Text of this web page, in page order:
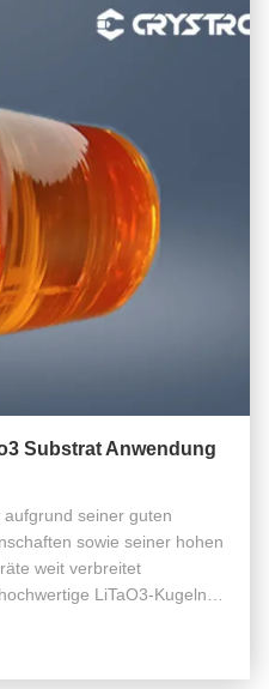
Substrat Anwendung
seiner guten
sowie seiner hohen
weit verbreitet
LiTaO3-Kugeln
...